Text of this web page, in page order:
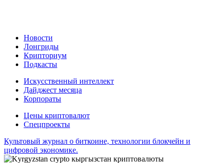
Новости
Лонгриды
Крипториум
Подкасты
Искусственный интеллект
Дайджест месяца
Корпораты
Цены криптовалют
Спецпроекты
Культовый журнал о биткоине, технологии блокчейн и
цифровой экономике.